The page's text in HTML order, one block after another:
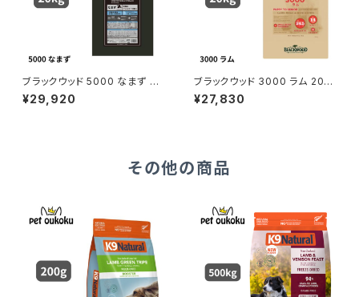
ブラックウッド 5000 なまず 20
kg BLACKWOOD 45622105
01051
¥29,920
ブラックウッド 3000 ラム 20k
g BLACKWOOD 456221050
1037
¥27,830
その他の商品